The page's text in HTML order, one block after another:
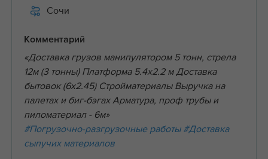
Сочи
Комментарий
«Доставка грузов манипулятором 5 тонн, стрела
12м (3 тонны) Платформа 5.4х2.2 м Доставка
бытовок (6х2.45) Стройматериалы Выручка на
палетах и биг-бэгах Арматура, проф трубы и
пиломатериал - 6м»
#Погрузочно-разгрузочные работы #Доставка
сыпучих материалов